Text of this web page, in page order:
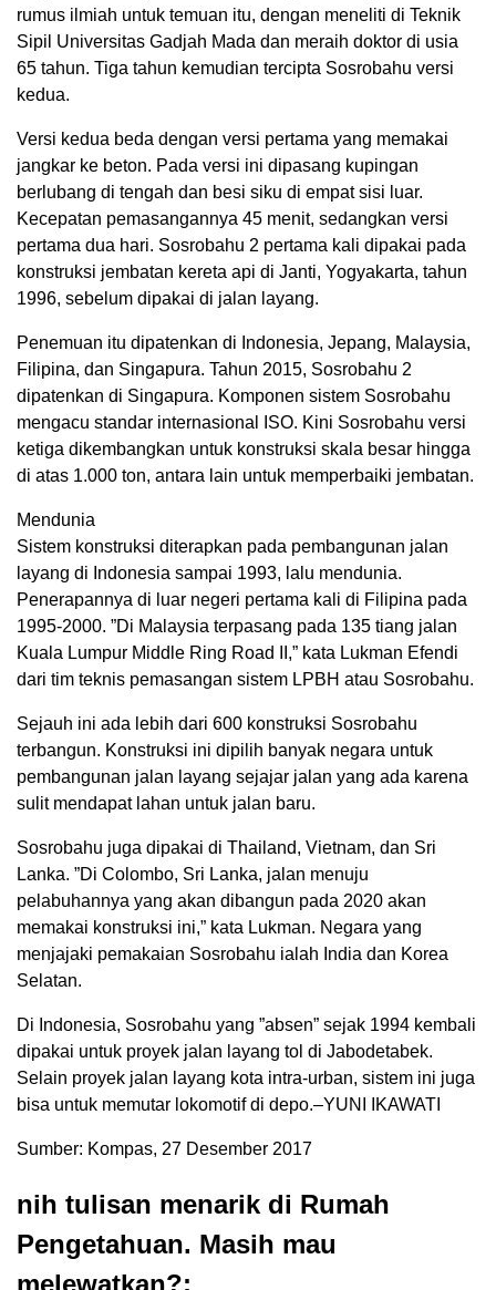
rumus ilmiah untuk temuan itu, dengan meneliti di Teknik
Sipil Universitas Gadjah Mada dan meraih doktor di usia
65 tahun. Tiga tahun kemudian tercipta Sosrobahu versi
kedua.
Versi kedua beda dengan versi pertama yang memakai
jangkar ke beton. Pada versi ini dipasang kupingan
berlubang di tengah dan besi siku di empat sisi luar.
Kecepatan pemasangannya 45 menit, sedangkan versi
pertama dua hari. Sosrobahu 2 pertama kali dipakai pada
konstruksi jembatan kereta api di Janti, Yogyakarta, tahun
1996, sebelum dipakai di jalan layang.
Penemuan itu dipatenkan di Indonesia, Jepang, Malaysia,
Filipina, dan Singapura. Tahun 2015, Sosrobahu 2
dipatenkan di Singapura. Komponen sistem Sosrobahu
mengacu standar internasional ISO. Kini Sosrobahu versi
ketiga dikembangkan untuk konstruksi skala besar hingga
di atas 1.000 ton, antara lain untuk memperbaiki jembatan.
Mendunia
Sistem konstruksi diterapkan pada pembangunan jalan
layang di Indonesia sampai 1993, lalu mendunia.
Penerapannya di luar negeri pertama kali di Filipina pada
1995-2000. ”Di Malaysia terpasang pada 135 tiang jalan
Kuala Lumpur Middle Ring Road II,” kata Lukman Efendi
dari tim teknis pemasangan sistem LPBH atau Sosrobahu.
Sejauh ini ada lebih dari 600 konstruksi Sosrobahu
terbangun. Konstruksi ini dipilih banyak negara untuk
pembangunan jalan layang sejajar jalan yang ada karena
sulit mendapat lahan untuk jalan baru.
Sosrobahu juga dipakai di Thailand, Vietnam, dan Sri
Lanka. ”Di Colombo, Sri Lanka, jalan menuju
pelabuhannya yang akan dibangun pada 2020 akan
memakai konstruksi ini,” kata Lukman. Negara yang
menjajaki pemakaian Sosrobahu ialah India dan Korea
Selatan.
Di Indonesia, Sosrobahu yang ”absen” sejak 1994 kembali
dipakai untuk proyek jalan layang tol di Jabodetabek.
Selain proyek jalan layang kota intra-urban, sistem ini juga
bisa untuk memutar lokomotif di depo.–YUNI IKAWATI
Sumber: Kompas, 27 Desember 2017
nih tulisan menarik di Rumah
Pengetahuan. Masih mau
melewatkan?: